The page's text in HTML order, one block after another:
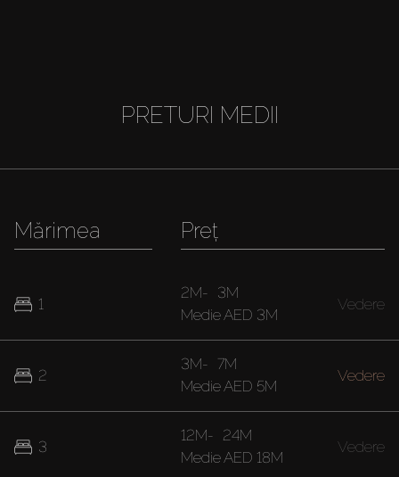
PRETURI MEDII
Mărimea
1
2
3
Preț
2M- 3M
MedieAED 3M
Vedere
3M- 7M
MedieAED 5M
Vedere
12M- 24M
MedieAED 18M
Vedere